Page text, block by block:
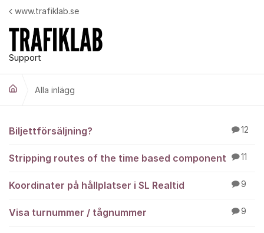
Hoppa till innehåll
Support
www.trafiklab.se
Alla inlägg
Alla inlägg
Biljettförsäljning? 12
Stripping routes of the time based component 11
Koordinater på hållplatser i SL Realtid 9
Visa turnummer / tågnummer 9